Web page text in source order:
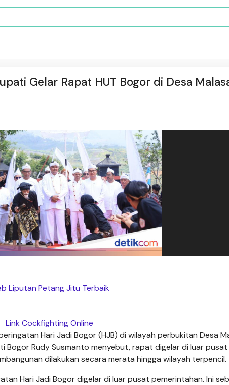
Gelar Rapat HUT Bogor di Desa
Liputan Petang Jitu Terbaik
Link Cockfighting Online
Hari Jadi Bogor (HJB) di wilayah perbukitan Desa
Bogor Rudy Susmanto menyebut, rapat digelar di luar pusat
dilakukan secara merata hingga wilayah terpencil.
Hari Jadi Bogor digelar di luar pusat pemerintahan. Ini